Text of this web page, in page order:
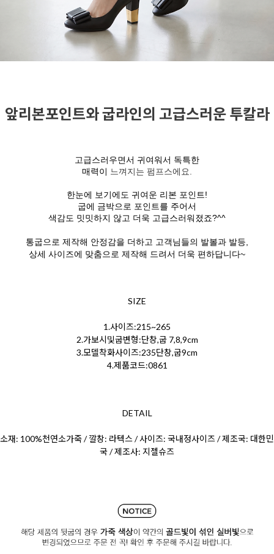
앞리본포인트와 굽라인의 고급스러운 투칼라
고급스러우면서 귀여워서 독특한
매력이 느껴지는 펌프스에요.
한눈에 보기에도 귀여운 리본 포인트!
굽에 금박으로 포인트를 주어서
색감도 밋밋하지 않고 더욱 고급스러워졌죠?^^
통굽으로 제작해 안정감을 더하고 고객님들의 발볼과 발등,
상세 사이즈에 맞춤으로 제작해 드려서 더욱 편하답니다~
SIZE
1.사이즈:215~265
2.가보시및굽변형:단창,굽 7,8,9cm
3.모델착화사이즈:235단창,굽9cm
4.제품코드:0861
DETAIL
소재: 100%천연소가죽 / 깔창: 라텍스 / 사이즈: 국내정사이즈 / 제조국: 대한민
국 / 제조사: 지젤슈즈